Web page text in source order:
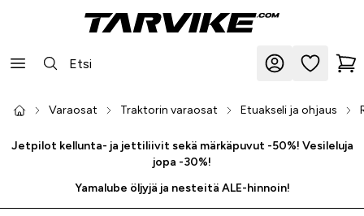
Varaosat Traktorin varaosat Etuakseli ja ohjaus
Jetpilot kellunta- ja jettiliivit sekä märkäpuvut -50%! Vesileluja
jopa -30%!
Yamalube öljyjä ja nesteitä ALE-hinnoin!